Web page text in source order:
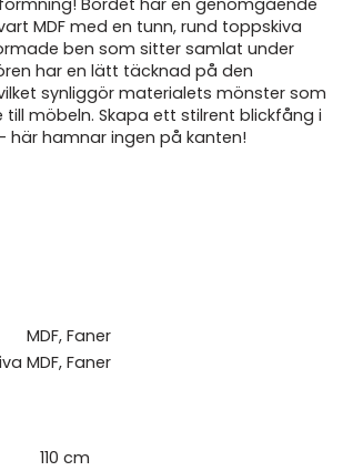
Bordet har en genomgående
MDF med en tunn, rund toppskiva
ben som sitter samlat under
har en lätt täcknad på den
synliggör materialets mönster som
till möbeln. Skapa ett stilrent blickfång i
här hamnar ingen på kanten!
MDF, Faner
MDF, Faner
110 cm